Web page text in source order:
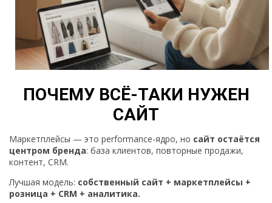
ПОЧЕМУ ВСЁ-ТАКИ НУЖЕН
САЙТ
Маркетплейсы — это performance-ядро, но сайт остаётся
центром бренда: база клиентов, повторные продажи,
контент, CRM.
Лучшая модель: собственный сайт + маркетплейсы +
розница + CRM + аналитика.